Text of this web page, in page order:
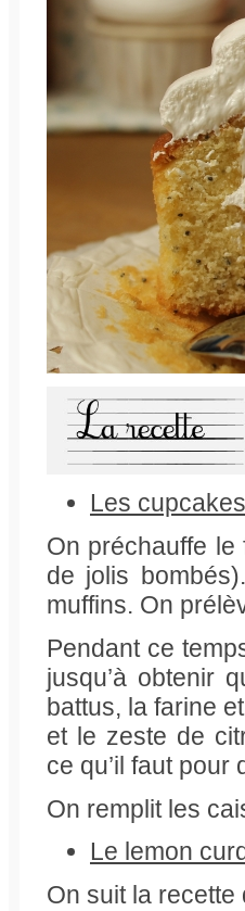
Les
On préchauffe
de jolis
muffins. On
Pendant ce
jusqu’à obtenir
battus, la farine
et le zeste de
ce qu’il faut
On remplit les
Le lemon
On suit la recette